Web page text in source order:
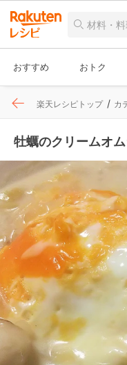
おすすめ おトク
楽天レシピトップ カ
牡蠣のクリームオ